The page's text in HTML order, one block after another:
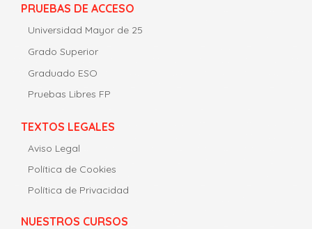
PRUEBAS DE ACCESO
Universidad Mayor de 25
Grado Superior
Graduado ESO
Pruebas Libres FP
TEXTOS LEGALES
Aviso Legal
Política de Cookies
Política de Privacidad
NUESTROS CURSOS